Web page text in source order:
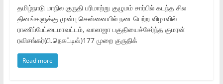
தமிழ்நாடு மாநில குருதி பரிமாற்று குழுமம் சார்பில் கடந்த சில
தினங்களுக்கு முன்பு சென்னையில் நடைபெற்ற விழாவில்
ராணிப்பேட்டைமாவட்டம், வாலாஜா பகுதியைச்சேர்ந்த குமரன்
ரவிசங்கர்(பி.நெகட்டிவ்)177 முறை குருதிக்
Read more